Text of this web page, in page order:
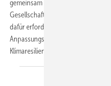
gemeinsam und unter
Gesellschaft und jedem Einzelnen
dafür erforderlichen Vermeidungs-,
Anpassungsstrategien entwickelt
Klimaresilienz